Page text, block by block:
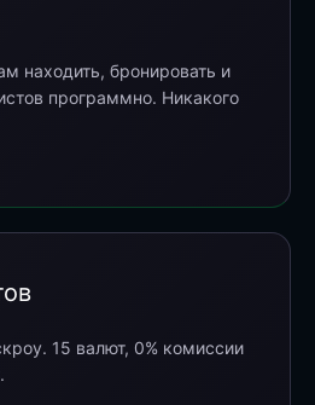
находить, бронировать и
программно. Никакого
15 валют, 0% комиссии